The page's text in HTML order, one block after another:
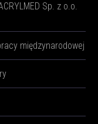
Sp. z o.o.
międzynarodowej